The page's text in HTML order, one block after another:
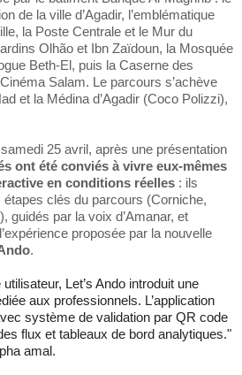
de la ville d’Agadir, l’emblématique
la Poste Centrale et le Mur du
Olhão et Ibn Zaïdoun, la Mosquée
Beth‑El, puis la Caserne des
Salam. Le parcours s’achève
et la Médina d’Agadir (Coco Polizzi),
25 avril, après une présentation
ont été conviés à vivre eux-mêmes
en conditions réelles : ils
clés du parcours (Corniche,
guidés par la voix d’Amanar, et
proposée par la nouvelle
.
Let’s Ando introduit une
aux professionnels. L’application
système de validation par QR code
flux et tableaux de bord analytiques."
amal.